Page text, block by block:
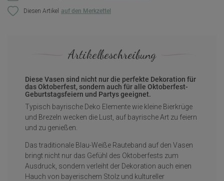
Diesen Artikel
Artikelbeschreibung
Diese Vasen sind nicht nur die perfekte Dekoration für
das Oktoberfest, sondern auch für alle Oktoberfest-
Geburtstagsfeiern und Partys geeignet.
Typisch bayrische Deko Elemente wie kleine Bierkrüge
und Brezeln wecken die Lust, auf bayrische Art zu feiern
und zu genießen.
Das traditionale Blau-Weiße Rauteband auf den Vasen
bringt nicht nur das Gefühl des Oktoberfests zum
Ausdruck, sondern verleiht der Dekoration auch einen
Hauch von bayerischem Stolz und kultureller